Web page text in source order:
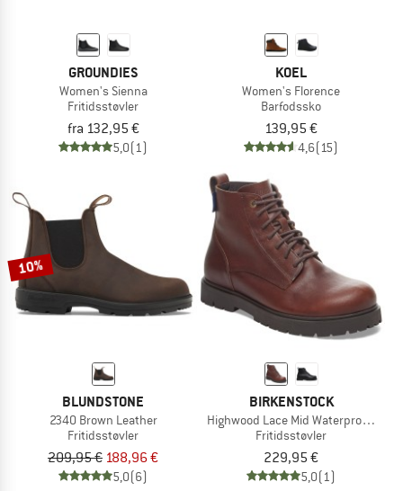
GROUNDIES
Women's Sienna
Fritidsstøvler
fra 132,95 €
5,0(1)
KOEL
Women's Florence
Barfodssko
139,95 €
4,6(15)
10%
BLUNDSTONE
2340 Brown Leather
Fritidsstøvler
209,95 € 188,96 €
5,0(6)
BIRKENSTOCK
Highwood Lace Mid Waterproof LENA
Fritidsstøvler
229,95 €
5,0(1)